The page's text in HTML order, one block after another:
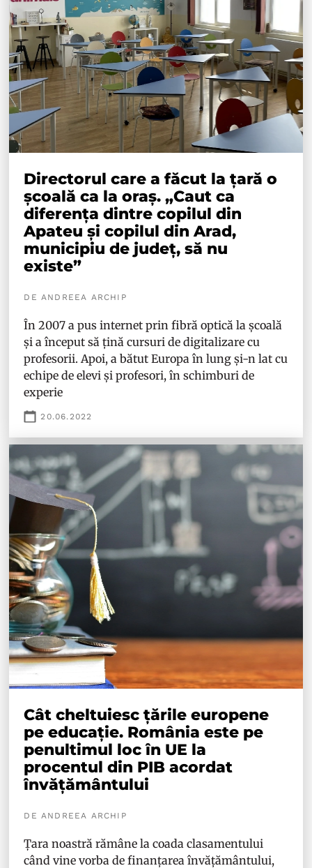
Directorul care a făcut la țară o
școală ca la oraș. „Caut ca
diferența dintre copilul din
Apateu și copilul din Arad,
municipiu de județ, să nu
existe”
DE ANDREEA ARCHIP
În 2007 a pus internet prin fibră optică la școală
și a început să țină cursuri de digitalizare cu
profesorii. Apoi, a bătut Europa în lung și-n lat cu
echipe de elevi și profesori, în schimburi de
experie
20.06.2022
Cât cheltuiesc țările europene
pe educație. România este pe
penultimul loc în UE la
procentul din PIB acordat
învățământului
DE ANDREEA ARCHIP
Țara noastră rămâne la coada clasamentului
când vine vorba de finanțarea învățământului,